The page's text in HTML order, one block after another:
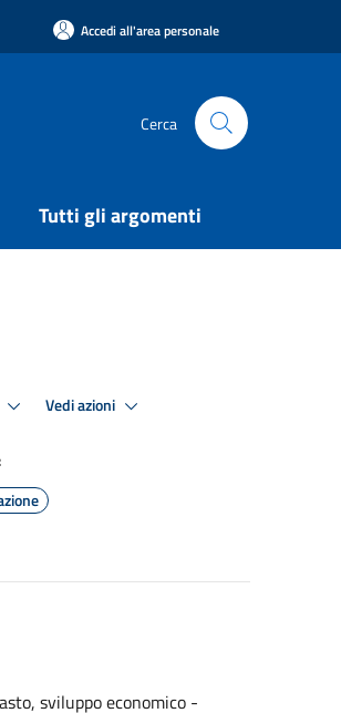
Accedi all'area personale
Cerca
Tutti gli argomenti
Vedi azioni
sviluppo economico -